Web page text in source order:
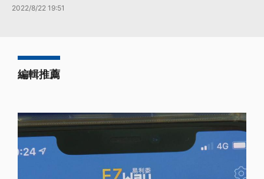
2022/8/22 19:51
編輯推薦